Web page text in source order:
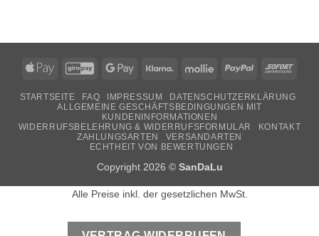
Apple
GiroPay Google
Klarna Mollie PayPal Sofort
STARTSEITE FAQ IMPRESSUM
DATENSCHUTZERKLÄRUNG
ALLGEMEINE GESCHÄFTSBEDINGUNGEN MIT
KUNDENINFORMATIONEN
WIDERRUFSBELEHRUNG & WIDERRUFSFORMULAR
KONTAKT
ZAHLUNGSARTEN
VERSANDARTEN
ECHTHEIT VON BEWERTUNGEN
Copyright 2026 © SanDaLu
Alle Preise inkl. der gesetzlichen MwSt.